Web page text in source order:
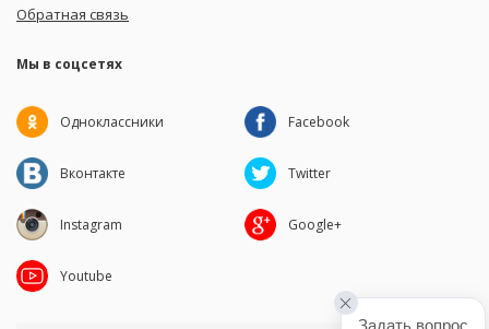
Обратная связь
Мы в соцсетях
Одноклассники Facebook
Вконтакте Twitter
Instagram Google+
Youtube
Задать вопрос